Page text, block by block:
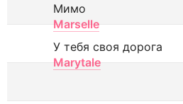
Мимо
Marselle
У тебя своя дорога
Marytale